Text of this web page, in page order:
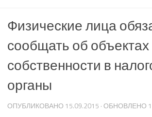
Физические лица
сообщать об объектах
собственности в
органы
ОПУБЛИКОВАНО 15.09.2015 · ОБНОВЛЕНО